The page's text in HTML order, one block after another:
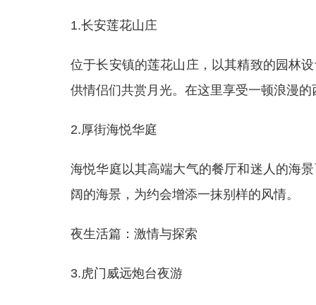
1.长安莲花山庄
位于长安镇的莲花山庄，以其精致的园林
供情侣们共赏月光。在这里享受一顿浪漫
2.厚街海悦华庭
海悦华庭以其高端大气的餐厅和迷人的海
阔的海景，为约会增添一抹别样的风情。
夜生活篇：激情与探索
3.虎门威远炮台夜游